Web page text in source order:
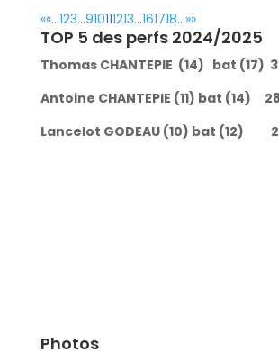
««…123…910111213…161718…»»
TOP 5 des perfs 2024/2025
Thomas CHANTEPIE (14) bat (17)
Antoine CHANTEPIE (11) bat (14)
Lancelot GODEAU (10) bat (12)
Photos